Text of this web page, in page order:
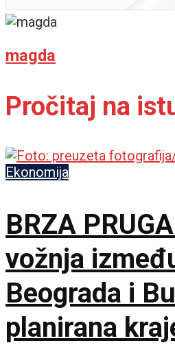
magda
Pročitaj na
Ekonomija
BRZA
vožnja
Beograda i
planirana